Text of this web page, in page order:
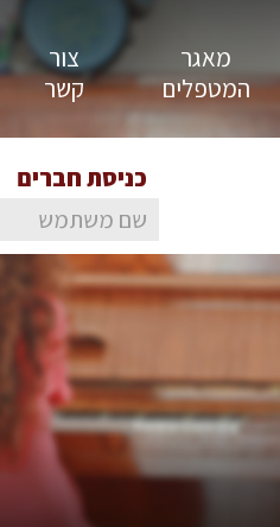
מאגר
המטפלים
צור
קשר
כניסת חברים